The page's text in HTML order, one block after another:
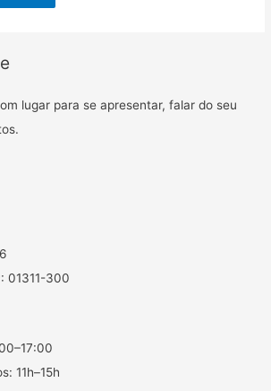
lugar para se apresentar, falar do seu
01311-300
11h–15h